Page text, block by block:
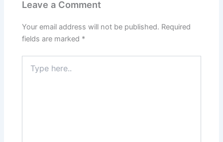
Leave a Comment
Your email address will not be published. Required
fields are marked *
here..